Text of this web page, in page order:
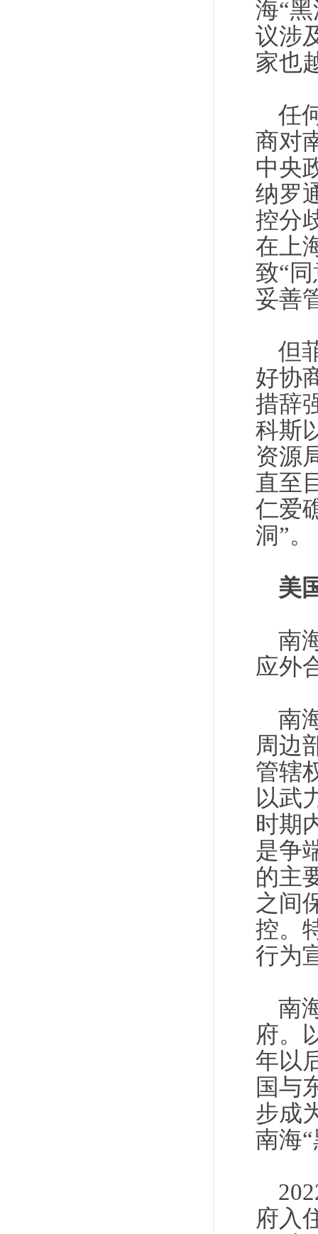
海“
议涉
家也
任
商对
中央
纳罗
控分
在上
致“
妥善
但
好协
措辞
科斯
资源
直至
仁爱
洞”。
美
南
应外
南
周边
管辖
以武
时期
是争
的主
之间
控。
行为
南
府。
年以
国与
步成
南海
府入